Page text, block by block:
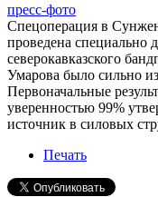
пресс-фото
Спецоперация в
проведена специально
северокавказского
Умарова было сильно
Первоначальные
уверенностью 99%
источник в силовых
Печать